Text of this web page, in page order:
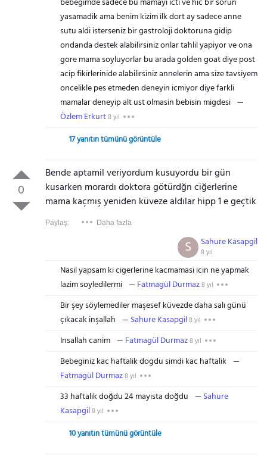
yasamadik ama benim kizim ilk dort ay sadece anne
sutu aldi isterseniz bir gastroloji doktoruna gidip
ondanda destek alabilirsiniz onlar tahlil yapiyor ve ona
gore mama soyluyorlar bu arada golden goat diye post
acip fikirlerinide alabilirsiniz annelerin ama size tavsiyem
oncelikle pes etmeden deneyin icmiyor diye farkli
mamalar deneyip alt ust olmasin bebisin migdesi
Özlem Erkurt8 yıl
17 yanıtın tümünü görüntüle
0
Bende aptamil veriyordum kusuyordu bir gün
kusarken morardı doktora götürdğn ciğerlerine
mama kaçmış yeniden küveze aldılar hipp 1 e geçtik
Paylaş: Daha fazla
Sahure Kasapgil
8 yıl
S
Nasil yapsam ki cigerlerine kacmamasi icin ne yapmak
lazim soyledilermi
Fatmagül Durmaz8 yıl
Bir şey söylemediler maşesef küvezde daha salı günü
çıkacak inşallah
Sahure Kasapgil8 yıl
Insallah canim Fatmagül Durmaz8 yıl
Bebeginiz kac haftalik dogdu simdi kac haftalik
Fatmagül Durmaz8 yıl
33 haftalık doğdu 24 mayısta doğdu
Sahure
Kasapgil8 yıl
10 yanıtın tümünü görüntüle